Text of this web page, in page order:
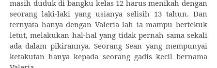
masih duduk di bangku kelas 12 harus menikah dengan
seorang laki-laki yang usianya selisih 13 tahun. Dan
ternyata hanya dengan Valeria lah ia mampu bertekuk
letut, melakukan hal-hal yang tidak pernah sama sekali
ada dalam pikirannya. Seorang Sean yang mempunyai
ketakutan hanya kepada seorang gadis kecil bernama